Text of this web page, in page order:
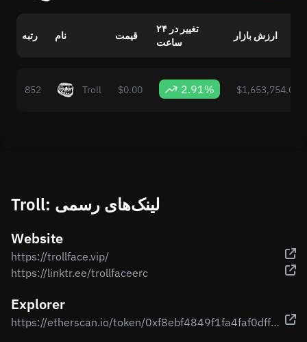
رتبه نام قیمت
تغییر در ۲۴
ساعت
ارزش بازار
852 Troll $0.00 2.91% $1,653,754.00
Troll: لینک‌های رسمی
Website
https://trollface.vip/
https://linktr.ee/trollfaceerc
Explorer
https://etherscan.io/token/0xf8ebf4849f1fa4faf0dff2106a173d3a6cb2eb3a